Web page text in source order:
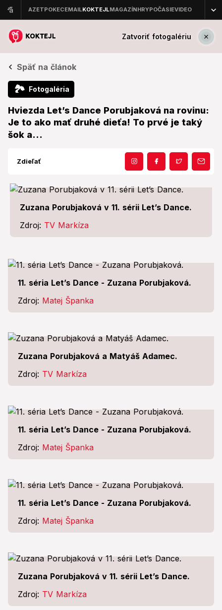
Zatvoriť fotogalériu
Späť na článok
🏞 Fotogaléria
Hviezda Let’s Dance Porubjaková na rovinu:
Je to ako mať druhé dieťa! To prvé je taký
šok a...
Zdieľať
Zuzana Porubjaková v 11. sérii Let’s Dance.
Zdroj: TV Markíza
11. séria Let’s Dance - Zuzana Porubjaková.
Zdroj: Matej Španka
Zuzana Porubjaková a Matyáš Adamec.
Zdroj: TV Markíza
11. séria Let’s Dance - Zuzana Porubjaková.
Zdroj: Matej Španka
11. séria Let’s Dance - Zuzana Porubjaková.
Zdroj: Matej Španka
Zuzana Porubjaková v 11. sérii Let’s Dance.
Zdroj: TV Markíza